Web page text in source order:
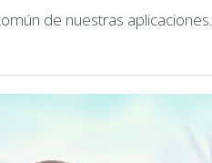
de nuestras aplicaciones.